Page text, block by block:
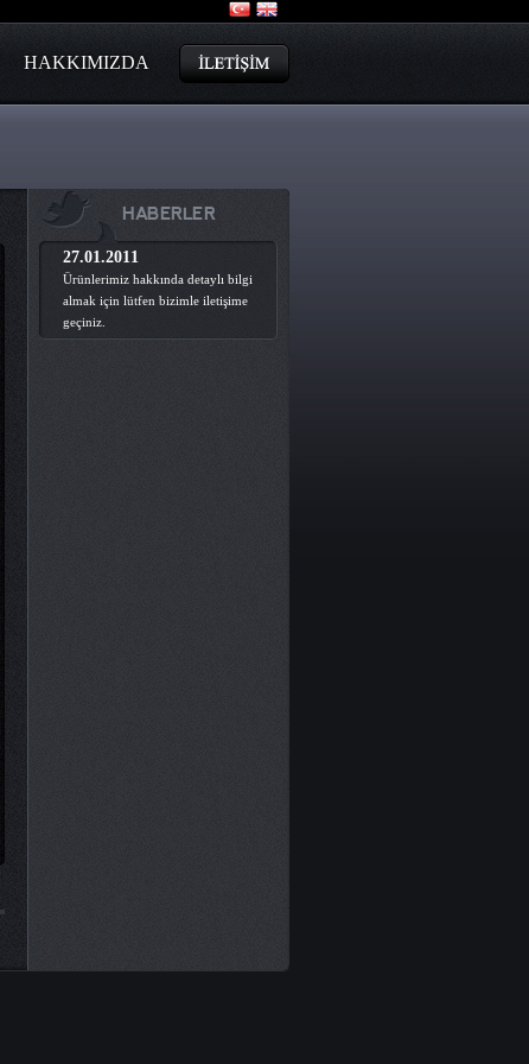
HAKKIMIZDA
HABERLER
27.01.2011
Ürünlerimiz hakkında detaylı bilgi
almak için lütfen bizimle iletişime
geçiniz.